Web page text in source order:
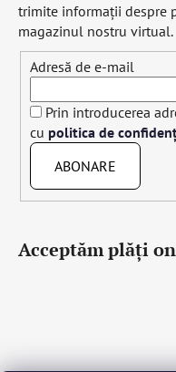
trimite informaţii despre
magazinul nostru virtual.
Adresă de e-mail
Prin introducerea
cu politica de
ABONARE
Acceptăm plăţi